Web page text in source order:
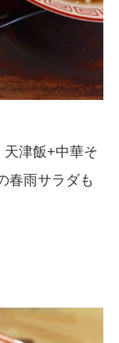
津飯+中華そ
春雨サラダも